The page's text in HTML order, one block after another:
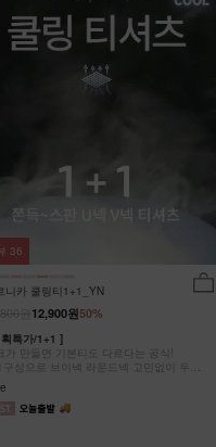
니카 쿨링티1+1_YN
50%
12,900원
특가/1+1 ]
가 만들면 기본티도 다르다는 공식!
구성으로 브이넥 라운드넥 고민없이 두장
겨가세요
36